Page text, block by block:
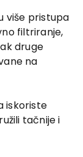
više pristupa
filtriranje,
druge
na
iskoriste
tačnije i